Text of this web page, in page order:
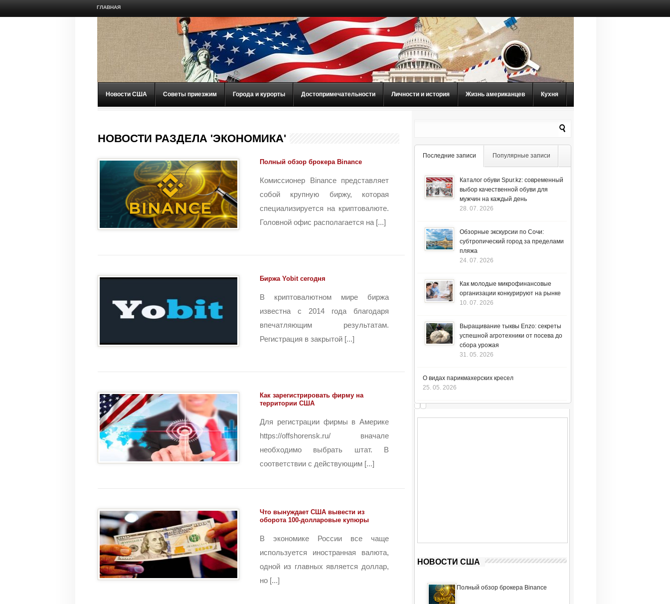
ГЛАВНАЯ
Новости США Советы приезжим Города и курорты Достопримечательности Личности и история Жизнь американцев Кухня
НОВОСТИ РАЗДЕЛА 'ЭКОНОМИКА'
Полный обзор брокера Binance
Комиссионер Binance представляет
собой крупную биржу, которая
специализируется на криптовалюте.
Головной офис располагается на [...]
Биржа Yobit сегодня
В криптовалютном мире биржа
известна с 2014 года благодаря
впечатляющим результатам.
Регистрация в закрытой [...]
Как зарегистрировать фирму на
территории США
Для регистрации фирмы в Америке
https://offshorensk.ru/ вначале
необходимо выбрать штат. В
соответствии с действующим [...]
Что вынуждает США вывести из
оборота 100-долларовые купюры
В экономике России все чаще
используется иностранная валюта,
одной из главных является доллар,
но [...]
Последние записи Популярные записи
Каталог обуви Spur.kz: современный
выбор качественной обуви для
мужчин на каждый день
28. 07. 2026
Обзорные экскурсии по Сочи:
субтропический город за пределами
пляжа
24. 07. 2026
Как молодые микрофинансовые
организации конкурируют на рынке
10. 07. 2026
Выращивание тыквы Enzo: секреты
успешной агротехники от посева до
сбора урожая
31. 05. 2026
О видах парикмахерских кресел
25. 05. 2026
НОВОСТИ США
Полный обзор брокера Binance